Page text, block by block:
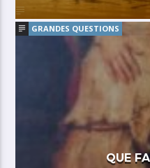
GRANDES QUESTIONS
QUE